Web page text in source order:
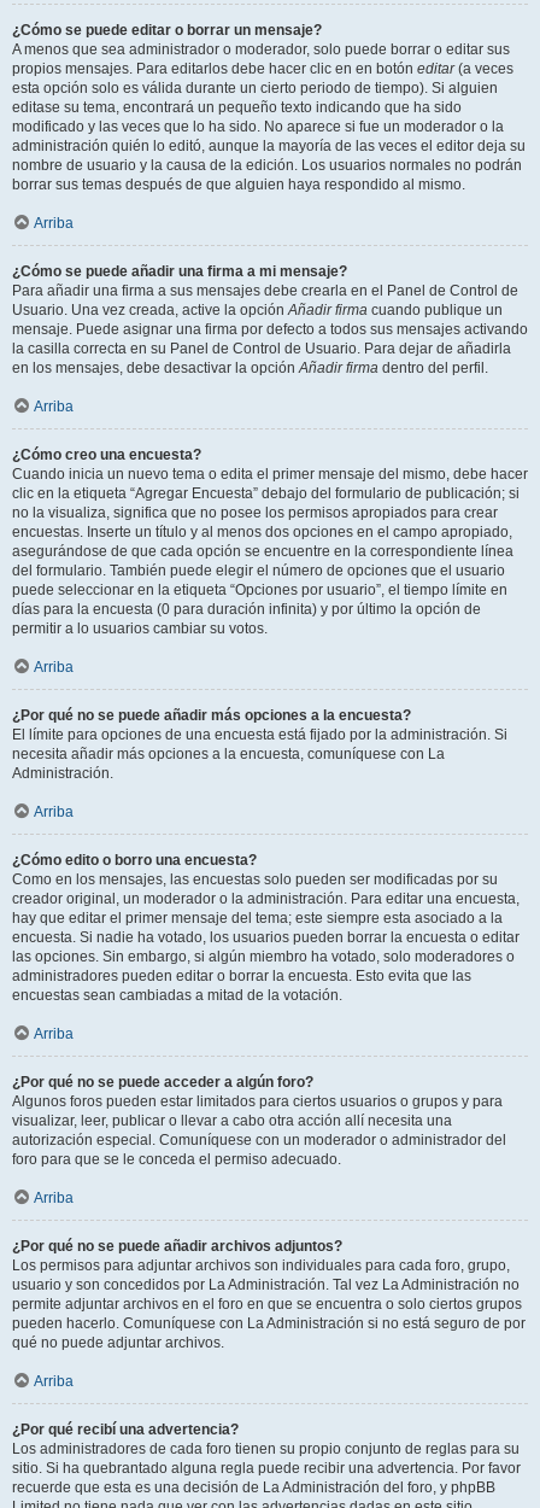
¿Cómo se puede editar o borrar un mensaje?
A menos que sea administrador o moderador, solo puede borrar o editar sus
propios mensajes. Para editarlos debe hacer clic en en botón editar(a veces
esta opción solo es válida durante un cierto periodo de tiempo). Si alguien
editase su tema, encontrará un pequeño texto indicando que ha sido
modificado y las veces que lo ha sido. No aparece si fue un moderador o la
administración quién lo editó, aunque la mayoría de las veces el editor deja su
nombre de usuario y la causa de la edición. Los usuarios normales no podrán
borrar sus temas después de que alguien haya respondido al mismo.
Arriba
¿Cómo se puede añadir una firma a mi mensaje?
Para añadir una firma a sus mensajes debe crearla en el Panel de Control de
Usuario. Una vez creada, active la opciónAñadir firma cuando publique un
mensaje. Puede asignar una firma por defecto a todos sus mensajes activando
la casilla correcta en su Panel de Control de Usuario. Para dejar de añadirla
en los mensajes, debe desactivar la opciónAñadir firma dentro del perfil.
Arriba
¿Cómo creo una encuesta?
Cuando inicia un nuevo tema o edita el primer mensaje del mismo, debe hacer
clic en la etiqueta “Agregar Encuesta” debajo del formulario de publicación; si
no la visualiza, significa que no posee los permisos apropiados para crear
encuestas. Inserte un título y al menos dos opciones en el campo apropiado,
asegurándose de que cada opción se encuentre en la correspondiente línea
del formulario. También puede elegir el número de opciones que el usuario
puede seleccionar en la etiqueta “Opciones por usuario”, el tiempo límite en
días para la encuesta (0 para duración infinita) y por último la opción de
permitir a lo usuarios cambiar su votos.
Arriba
¿Por qué no se puede añadir más opciones a la encuesta?
El límite para opciones de una encuesta está fijado por la administración. Si
necesita añadir más opciones a la encuesta, comuníquese con La
Administración.
Arriba
¿Cómo edito o borro una encuesta?
Como en los mensajes, las encuestas solo pueden ser modificadas por su
creador original, un moderador o la administración. Para editar una encuesta,
hay que editar el primer mensaje del tema; este siempre esta asociado a la
encuesta. Si nadie ha votado, los usuarios pueden borrar la encuesta o editar
las opciones. Sin embargo, si algún miembro ha votado, solo moderadores o
administradores pueden editar o borrar la encuesta. Esto evita que las
encuestas sean cambiadas a mitad de la votación.
Arriba
¿Por qué no se puede acceder a algún foro?
Algunos foros pueden estar limitados para ciertos usuarios o grupos y para
visualizar, leer, publicar o llevar a cabo otra acción allí necesita una
autorización especial. Comuníquese con un moderador o administrador del
foro para que se le conceda el permiso adecuado.
Arriba
¿Por qué no se puede añadir archivos adjuntos?
Los permisos para adjuntar archivos son individuales para cada foro, grupo,
usuario y son concedidos por La Administración. Tal vez La Administración no
permite adjuntar archivos en el foro en que se encuentra o solo ciertos grupos
pueden hacerlo. Comuníquese con La Administración si no está seguro de por
qué no puede adjuntar archivos.
Arriba
¿Por qué recibí una advertencia?
Los administradores de cada foro tienen su propio conjunto de reglas para su
sitio. Si ha quebrantado alguna regla puede recibir una advertencia. Por favor
recuerde que esta es una decisión de La Administración del foro, y phpBB